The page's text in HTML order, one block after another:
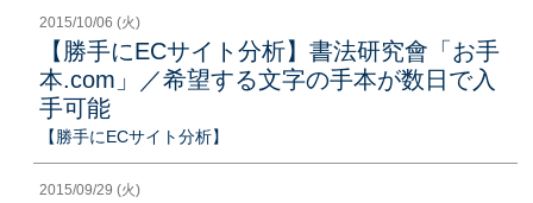
2015/10/06 (火)
【勝手にECサイト分析】書法研究會「お手
本.com」／希望する文字の手本が数日で入
手可能
【勝手にECサイト分析】
2015/09/29 (火)